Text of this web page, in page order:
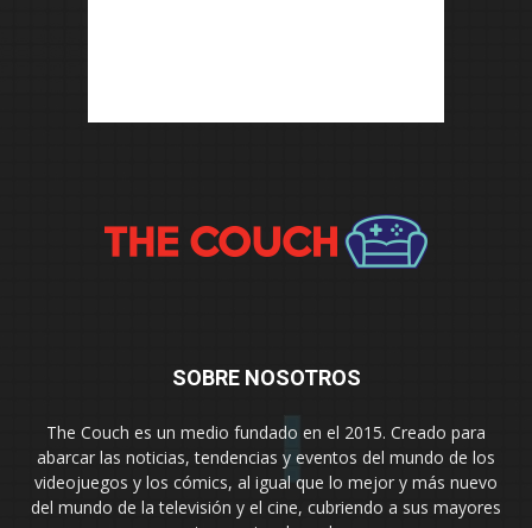
SOBRE NOSOTROS
The Couch es un medio fundado en el 2015. Creado para
abarcar las noticias, tendencias y eventos del mundo de los
videojuegos y los cómics, al igual que lo mejor y más nuevo
del mundo de la televisión y el cine, cubriendo a sus mayores